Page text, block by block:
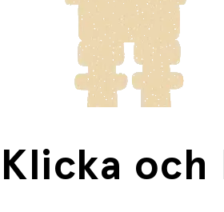
innebär en högre fraktkostnad.
Produkter som omfattas av detta
frakten för dessa varor visas i kassan.
Fri frakt när du handlar för mer än
Klicka och